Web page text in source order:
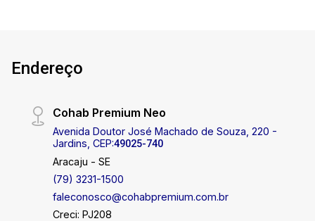
Endereço
Cohab Premium Neo
Avenida Doutor José Machado de Souza, 220 -
Jardins, CEP:49025-740
Aracaju - SE
(79) 3231-1500
faleconosco@cohabpremium.com.br
Creci: PJ208